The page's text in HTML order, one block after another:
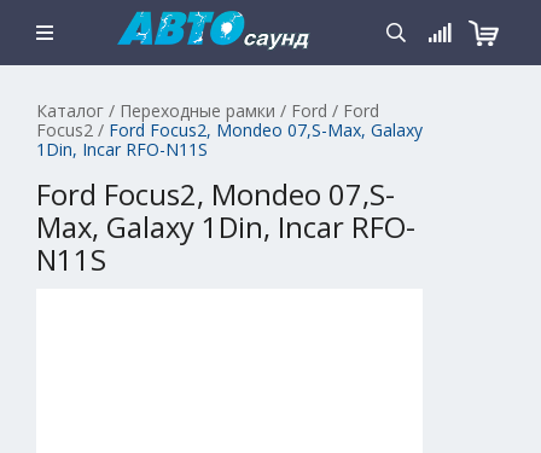
Каталог / Переходные рамки / Ford / Ford
Focus2 / Ford Focus2, Mondeo 07,S-Max, Galaxy
1Din, Incar RFO-N11S
Ford Focus2, Mondeo 07,S-
Max, Galaxy 1Din, Incar RFO-
N11S